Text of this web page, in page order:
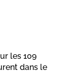
les 109
dans le